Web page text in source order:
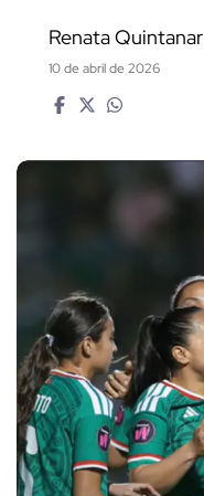
Renata Quintanar
10 de abril de 2026